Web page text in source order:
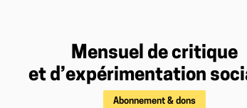
Mensuel de critique
et d’expérimentation
Abonnement & dons